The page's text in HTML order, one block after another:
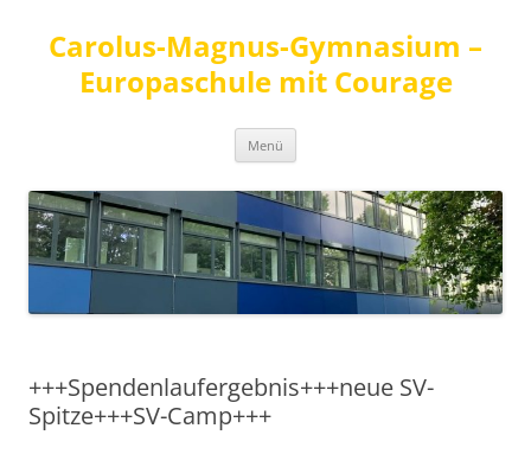
Carolus-Magnus-Gymnasium –
Europaschule mit Courage
Menü
+++Spendenlaufergebnis+++neue SV-
Spitze+++SV-Camp+++